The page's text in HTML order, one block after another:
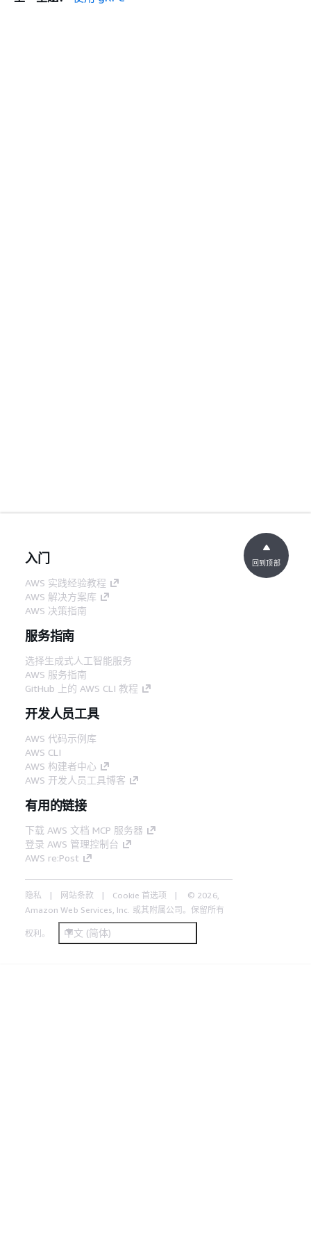
入门
AWS 实践经验教程
AWS 解决方案库
AWS 决策指南
服务指南
选择生成式人工智能服务
AWS 服务指南
GitHub 上的 AWS CLI 教程
开发人员工具
AWS 代码示例库
AWS CLI
AWS 构建者中心
AWS 开发人员工具博客
有用的链接
下载 AWS 文档 MCP 服务器
登录 AWS 管理控制台
AWS re:Post
隐私 网站条款 Cookie 首选项
© 2026,
Amazon Web Services, Inc. 或其附属公司。保留所有
权利。 中文 (简体)
回到顶部